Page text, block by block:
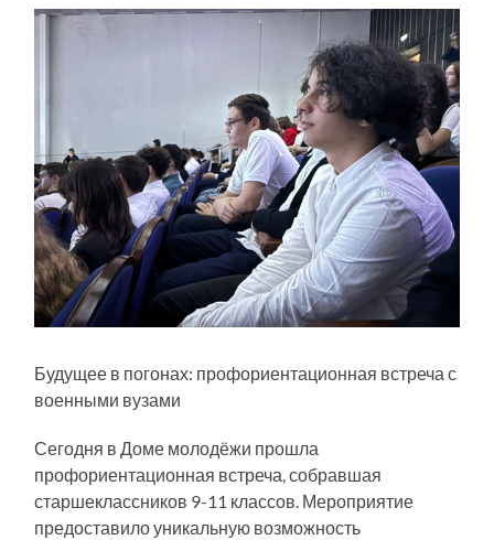
Будущее в погонах: профориентационная встреча с
военными вузами
Сегодня в Доме молодёжи прошла
профориентационная встреча, собравшая
старшеклассников 9-11 классов. Мероприятие
предоставило уникальную возможность